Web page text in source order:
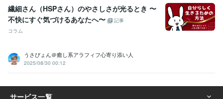
☆人との繋がりを大切にし、関係を築くのが得意:30年
☆サークルやイベントの企画・運営の経験が豊富:20年
☆常に「ワクワク」を大切にし新しい事に挑戦し続ける:50年
☆人を笑顔にするのが得意で、場を盛り上げる:40年
☆夢や目標を持ち続け、それを叶えるために行動できる:30年
☆人の強みや魅力を引き出し、サポートができる:20年
☆副収入の獲得や経済的自由を目指す人を支援:20年
☆「人との縁」を大切にし、長く関係を築く力がある:30年
繊細さん（HSPさん）のやさしさが光るとき 〜
不快にすぐ気づけるあなたへ〜
記事
コラム
うさぴょん＠癒し系アラフィフ心寄り添い人
2025/08/30 00:12